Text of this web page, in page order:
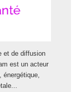
et de diffusion
est un acteur
énergétique,